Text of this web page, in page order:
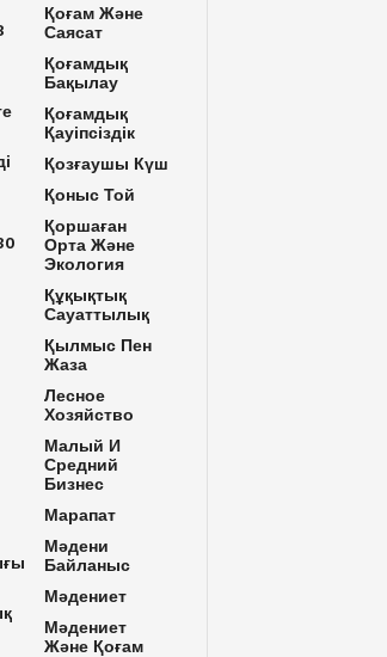
Қоғам Және
Саясат
Қоғамдық
Бақылау
Қоғамдық
Қауіпсіздік
Қозғаушы Күш
Қоныс Той
Қоршаған
Орта Және
Экология
Құқықтық
Сауаттылық
Қылмыс Пен
Жаза
Лесное
Хозяйство
Малый И
Средний
Бизнес
Марапат
Мәдени
Байланыс
Мәдениет
Мәдениет
Және Қоғам